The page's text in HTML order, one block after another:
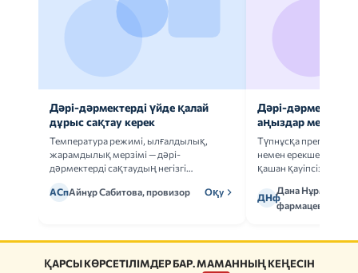
Дәрі-дәрмектерді үйде қалай
дұрыс сақтау керек
Температура режимі, ылғалдылық,
жарамдылық мерзімі — дәрі-
дәрмектерді сақтаудың негізгі
АСпАйнұр Сабитова, провизор Оқу
Дәрі-дәрмек
аңыздар мен
Түпнұсқа
немен ерекшеленеді
қашан қауіпсіз.
ДНф
Дана
фармацевт
ҚАРСЫ КӨРСЕТІЛІМДЕР БАР. МАМАННЫҢ КЕҢЕСІН